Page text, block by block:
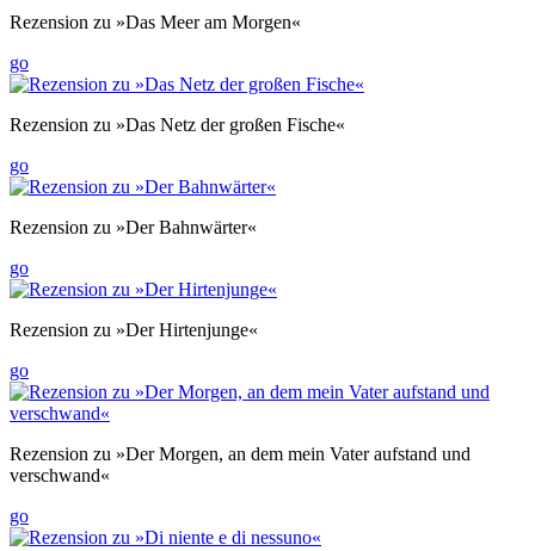
Rezension zu »Das Meer am Morgen«
go
Rezension zu »Das Netz der großen Fische«
go
Rezension zu »Der Bahnwärter«
go
Rezension zu »Der Hirtenjunge«
go
Rezension zu »Der Morgen, an dem mein Vater aufstand und
verschwand«
go